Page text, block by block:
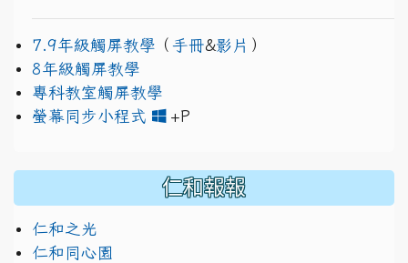
7.9年級觸屏教學 （ 手冊&影片 ）
8年級觸屏教學
專科教室觸屏教學
螢幕同步小程式
+P
仁和報報
仁和之光
仁和同心園